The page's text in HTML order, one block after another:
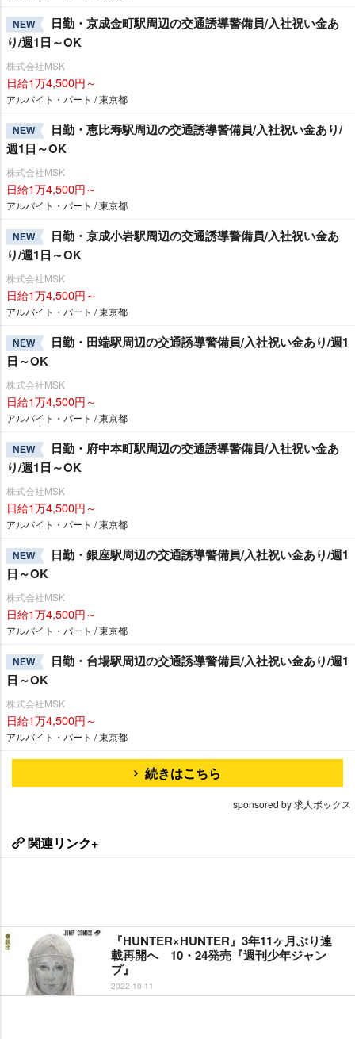
NEW
日勤・京成金町駅周辺の交通誘導警備員/入社祝い金あ
り/週1日～OK
株式会社MSK
日給1万4,500円～
アルバイト・パート / 東京都
NEW
日勤・恵比寿駅周辺の交通誘導警備員/入社祝い金あり/
週1日～OK
株式会社MSK
日給1万4,500円～
アルバイト・パート / 東京都
NEW
日勤・京成小岩駅周辺の交通誘導警備員/入社祝い金あ
り/週1日～OK
株式会社MSK
日給1万4,500円～
アルバイト・パート / 東京都
NEW
日勤・田端駅周辺の交通誘導警備員/入社祝い金あり/週1
日～OK
株式会社MSK
日給1万4,500円～
アルバイト・パート / 東京都
NEW
日勤・府中本町駅周辺の交通誘導警備員/入社祝い金あ
り/週1日～OK
株式会社MSK
日給1万4,500円～
アルバイト・パート / 東京都
NEW
日勤・銀座駅周辺の交通誘導警備員/入社祝い金あり/週1
日～OK
株式会社MSK
日給1万4,500円～
アルバイト・パート / 東京都
NEW
日勤・台場駅周辺の交通誘導警備員/入社祝い金あり/週1
日～OK
株式会社MSK
日給1万4,500円～
アルバイト・パート / 東京都
続きはこちら
sponsored by 求人ボックス
関連リンク+
『HUNTER×HUNTER』3年11ヶ月ぶり連
載再開へ 10・24発売『週刊少年ジャン
プ』
2022-10-11